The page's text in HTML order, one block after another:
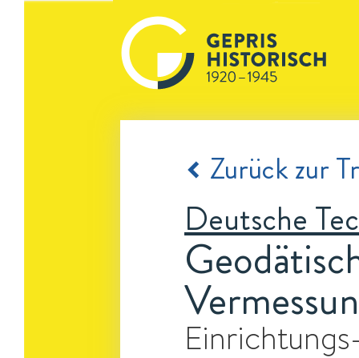
Zurück zur
Deutsche